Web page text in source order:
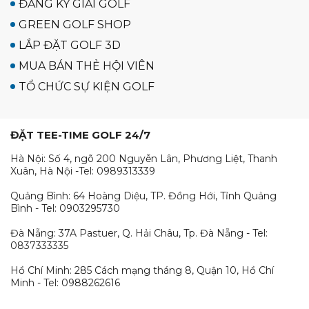
ĐĂNG KÝ GIẢI GOLF
GREEN GOLF SHOP
LẮP ĐẶT GOLF 3D
MUA BÁN THẺ HỘI VIÊN
TỔ CHỨC SỰ KIỆN GOLF
ĐẶT TEE-TIME GOLF 24/7
Hà Nội: Số 4, ngõ 200 Nguyễn Lân, Phương Liệt, Thanh
Xuân, Hà Nội -Tel: 0989313339
Quảng Bình: 64 Hoàng Diệu, TP. Đồng Hới, Tỉnh Quảng
Bình - Tel: 0903295730
Đà Nẵng: 37A Pastuer, Q. Hải Châu, Tp. Đà Nẵng - Tel:
0837333335
Hồ Chí Minh: 285 Cách mạng tháng 8, Quận 10, Hồ Chí
Minh - Tel: 0988262616